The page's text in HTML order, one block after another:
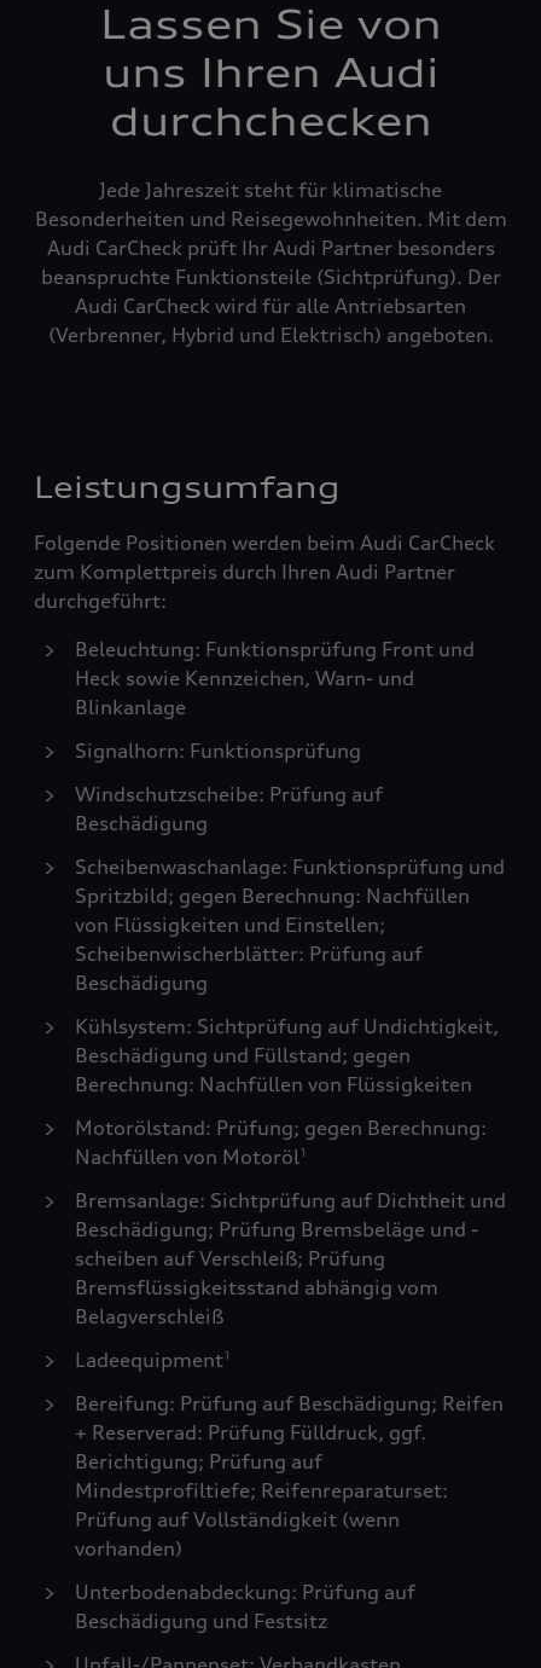
Lassen Sie von
uns Ihren Audi
durchchecken
Jede Jahreszeit steht für klimatische
Besonderheiten und Reisegewohnheiten. Mit dem
Audi CarCheck prüft Ihr Audi Partner besonders
beanspruchte Funktionsteile (Sichtprüfung). Der
Audi CarCheck wird für alle Antriebsarten
(Verbrenner, Hybrid und Elektrisch) angeboten.
Leistungsumfang
Folgende Positionen werden beim Audi CarCheck
zum Komplettpreis durch Ihren Audi Partner
durchgeführt:
Beleuchtung: Funktionsprüfung Front und
Heck sowie Kennzeichen, Warn- und
Blinkanlage
Signalhorn: Funktionsprüfung
Windschutzscheibe: Prüfung auf
Beschädigung
Scheibenwaschanlage: Funktionsprüfung und
Spritzbild; gegen Berechnung: Nachfüllen
von Flüssigkeiten und Einstellen;
Scheibenwischerblätter: Prüfung auf
Beschädigung
Kühlsystem: Sichtprüfung auf Undichtigkeit,
Beschädigung und Füllstand; gegen
Berechnung: Nachfüllen von Flüssigkeiten
Motorölstand: Prüfung; gegen Berechnung:
Nachfüllen von Motoröl1
Bremsanlage: Sichtprüfung auf Dichtheit und
Beschädigung; Prüfung Bremsbeläge und -
scheiben auf Verschleiß; Prüfung
Bremsflüssigkeitsstand abhängig vom
Belagverschleiß
Ladeequipment1
Bereifung: Prüfung auf Beschädigung; Reifen
+ Reserverad: Prüfung Fülldruck, ggf.
Berichtigung; Prüfung auf
Mindestprofiltiefe; Reifenreparaturset:
Prüfung auf Vollständigkeit (wenn
vorhanden)
Unterbodenabdeckung: Prüfung auf
Beschädigung und Festsitz